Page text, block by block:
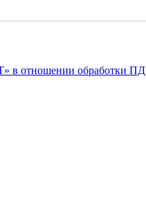
отношении обработки ПД